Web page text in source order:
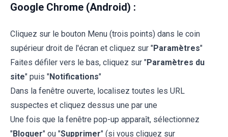
Google Chrome (Android) :
Cliquez sur le bouton Menu (trois points) dans le coin
supérieur droit de l'écran et cliquez sur "Paramètres"
Faites défiler vers le bas, cliquez sur "Paramètres du
site" puis "Notifications"
Dans la fenêtre ouverte, localisez toutes les URL
suspectes et cliquez dessus une par une
Une fois que la fenêtre pop-up apparaît, sélectionnez
"Bloquer" ou "Supprimer" (si vous cliquez sur